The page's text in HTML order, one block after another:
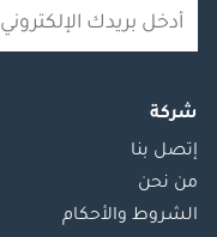
شركة
إتصل بنا
من نحن
الشروط والأحكام